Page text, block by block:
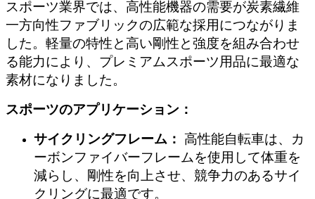
スポーツ業界では、高性能機器の需要が炭素繊維
一方向性ファブリックの広範な採用につながりま
した。軽量の特性と高い剛性と強度を組み合わせ
る能力により、プレミアムスポーツ用品に最適な
素材になりました。
スポーツのアプリケーション：
サイクリングフレーム：
高性能自転車は、カ
ーボンファイバーフレームを使用して体重を
減らし、剛性を向上させ、競争力のあるサイ
クリングに最適です。